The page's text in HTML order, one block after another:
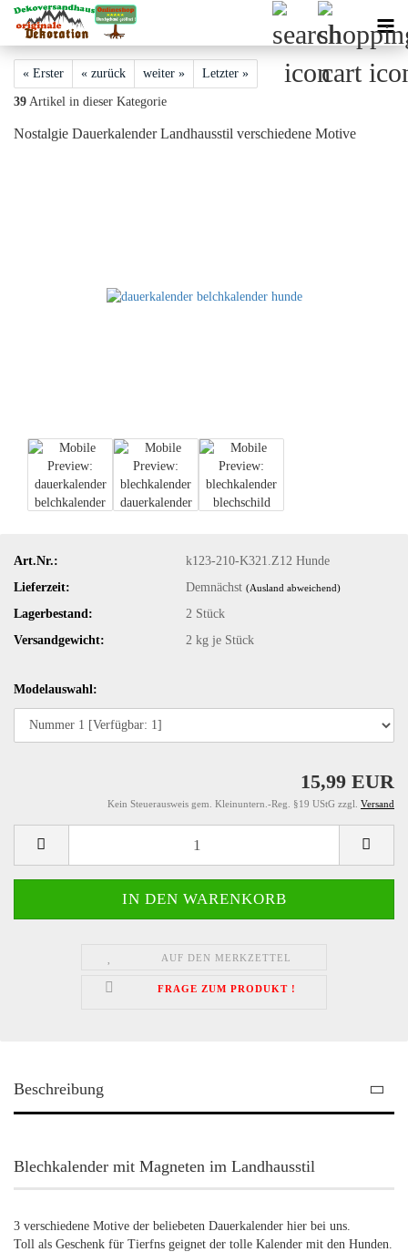
« Erster « zurück weiter » Letzter »
39 Artikel in dieser Kategorie
Nostalgie Dauerkalender Landhausstil verschiedene Motive
Art.Nr.:
k123-210-K321.Z12 Hunde
Lieferzeit:
Demnächst(Ausland abweichend)
Lagerbestand: 2 Stück
Versandgewicht:
2 kg je Stück
Modelauswahl:
15,99 EUR
Kein Steuerausweis gem. Kleinuntern.-Reg. §19 UStG zzgl. Versand
AUF DEN MERKZETTEL
FRAGE ZUM PRODUKT !
Beschreibung
Blechkalender mit Magneten im Landhausstil
3 verschiedene Motive der beliebeten Dauerkalender hier bei uns.
Toll als Geschenk für Tierfns geignet der tolle Kalender mit den Hunden.